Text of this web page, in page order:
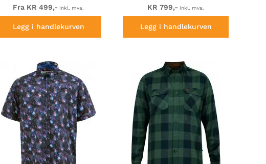
Fra KR 499,- inkl. mva.
Legg i handlekurven
KR 799,- inkl. mva.
Legg i handlekurven